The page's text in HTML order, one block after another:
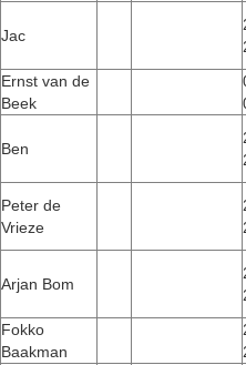
Jac
Ernst van de
Beek
Ben
Peter de
Vrieze
Arjan Bom
Fokko
Baakman